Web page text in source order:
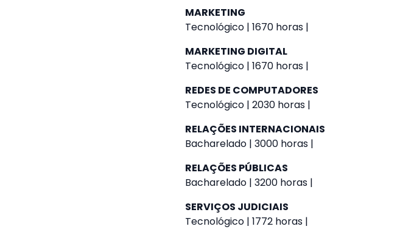
MARKETING
Tecnológico | 1670 horas |
MARKETING DIGITAL
Tecnológico | 1670 horas |
REDES DE COMPUTADORES
Tecnológico | 2030 horas |
RELAÇÕES INTERNACIONAIS
Bacharelado | 3000 horas |
RELAÇÕES PÚBLICAS
Bacharelado | 3200 horas |
SERVIÇOS JUDICIAIS
Tecnológico | 1772 horas |